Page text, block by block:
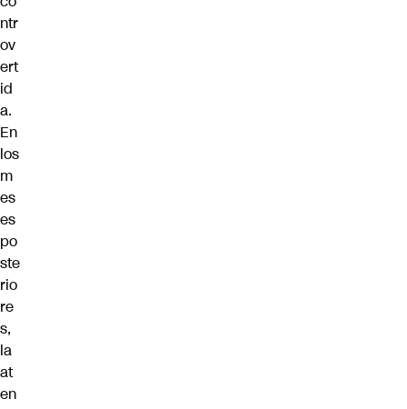
ntr
ov
ert
id
a.
En
los
m
es
es
po
ste
rio
re
s,
la
at
en